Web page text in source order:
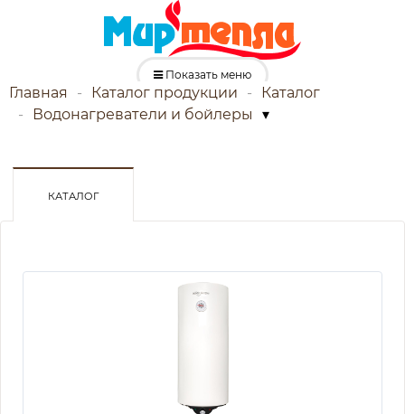
Показать меню
Главная Каталог продукции
Каталог
Водонагреватели и бойлеры
▾
КАТАЛОГ